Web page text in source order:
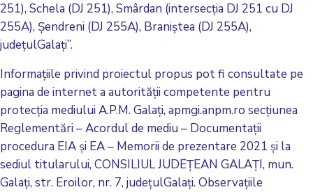
251), Schela (DJ 251), Smârdan (intersecția DJ 251 cu DJ
255A), Șendreni (DJ 255A), Braniștea (DJ 255A),
județulGalați”.
Informațiile privind proiectul propus pot fi consultate pe
pagina de internet a autorității competente pentru
protecția mediului A.P.M. Galați, apmgi.anpm.ro secțiunea
Reglementări – Acordul de mediu – Documentații
procedura EIA și EA – Memorii de prezentare 2021 și la
sediul titularului, CONSILIUL JUDEŢEAN GALAŢI, mun.
Galați, str. Eroilor, nr. 7, județulGalați. Observațiile